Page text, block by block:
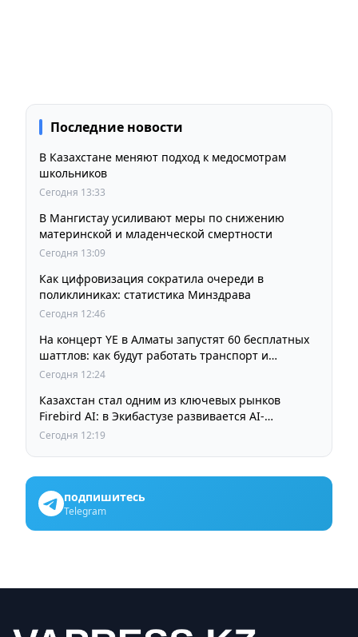
Последние новости
В Казахстане меняют подход к медосмотрам
школьников
Сегодня 13:33
В Мангистау усиливают меры по снижению
материнской и младенческой смертности
Сегодня 13:09
Как цифровизация сократила очереди в
поликлиниках: статистика Минздрава
Сегодня 12:46
На концерт YE в Алматы запустят 60 бесплатных
шаттлов: как будут работать транспорт и
перекрытия
Сегодня 12:24
Казахстан стал одним из ключевых рынков
Firebird AI: в Экибастузе развивается AI-
инфраструктура мощностью 125 МВт
Сегодня 12:19
подпишитесь
Telegram